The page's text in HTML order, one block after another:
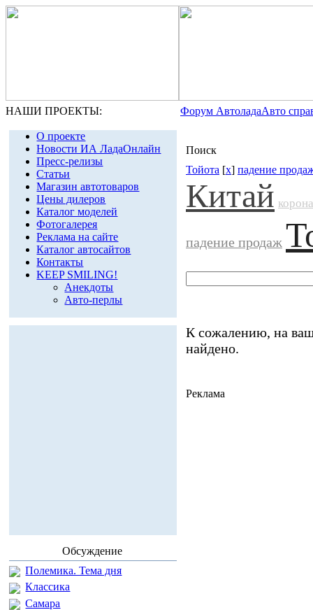
НАШИ ПРОЕКТЫ: Форум АвтоладаАвто
О проекте
Новости ИА ЛадаОнлайн
Пресс-релизы
Статьи
Магазин автотоваров
Цены дилеров
Каталог моделей
Фотогалерея
Реклама на сайте
Каталог автосайтов
Контакты
KEEP SMILING!
Анекдоты
Авто-перлы
Обсуждение
Полемика. Тема дня
Классика
Самара
Поиск
Тойота [x] падение
Китай
падение продаж
К сожалению, на
найдено.
Реклама